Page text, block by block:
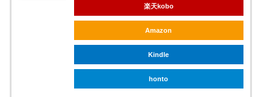
楽天kobo
Amazon
Kindle
honto